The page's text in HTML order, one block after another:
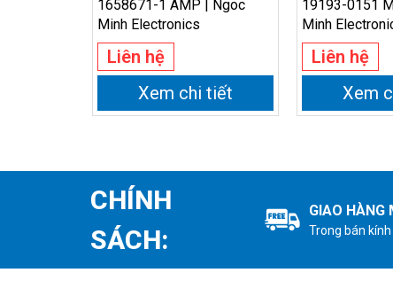
1658671-1 AMP | Ngoc
Minh Electronics
Liên hệ
Xem chi tiết
19193-0151
Minh
Liên hệ
Xem
CHÍNH
SÁCH:
GIAO HÀNG
Trong bán